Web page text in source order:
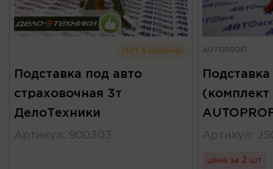
Нет в наличии
Подставка под авто
страховочная 3т
ДелоТехники
Артикул : 900303
AUTOPROFI
Артикул :
цена за 2 шт